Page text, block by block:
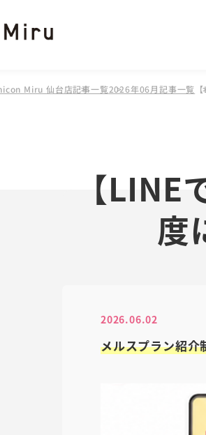
Miru 仙台店記事一覧2026年06月記事一覧
【
度
2026.06.02
メルスプラン紹介